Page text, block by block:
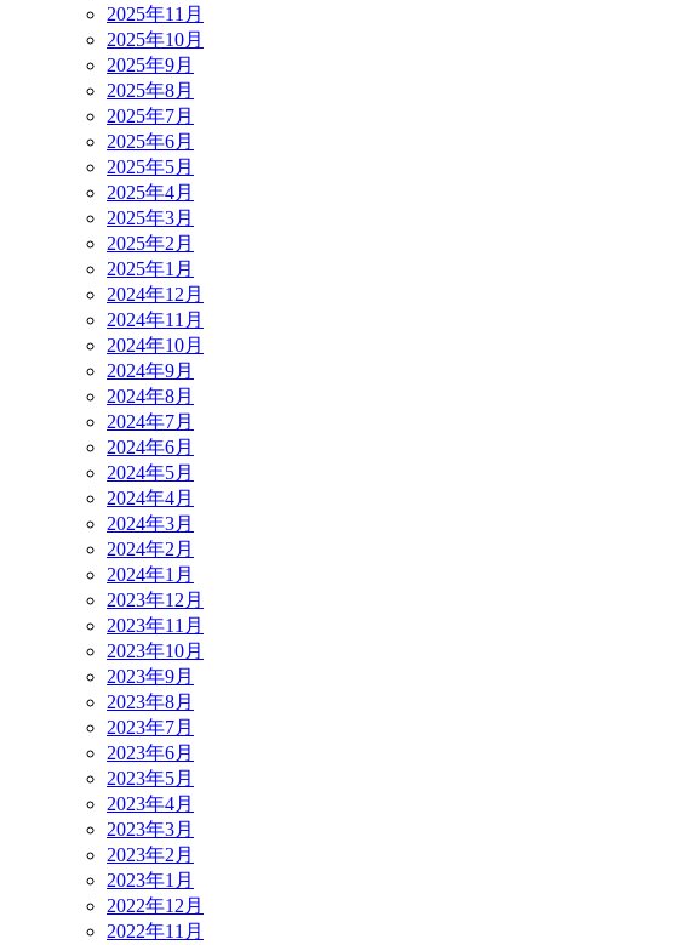
2025年11月
2025年10月
2025年9月
2025年8月
2025年7月
2025年6月
2025年5月
2025年4月
2025年3月
2025年2月
2025年1月
2024年12月
2024年11月
2024年10月
2024年9月
2024年8月
2024年7月
2024年6月
2024年5月
2024年4月
2024年3月
2024年2月
2024年1月
2023年12月
2023年11月
2023年10月
2023年9月
2023年8月
2023年7月
2023年6月
2023年5月
2023年4月
2023年3月
2023年2月
2023年1月
2022年12月
2022年11月